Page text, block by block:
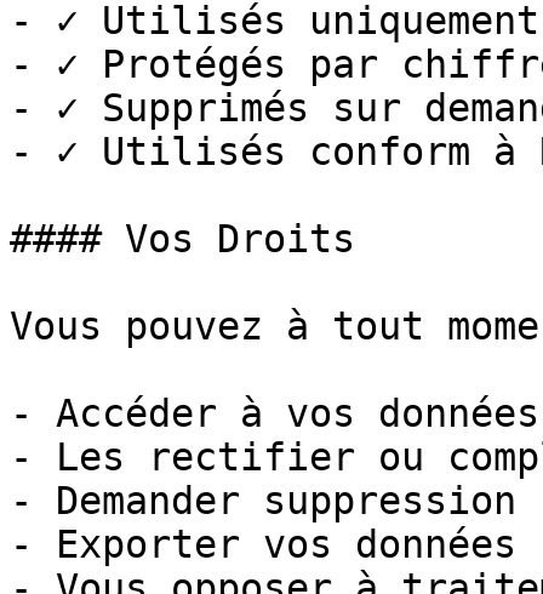
- ✓ Utilisés
- ✓ Protégés par
- ✓ Supprimés sur
- ✓ Utilisés conform à
#### Vos Droits
Vous pouvez à tout
- Accéder à vos données
- Les rectifier ou
- Demander suppression
- Exporter vos données